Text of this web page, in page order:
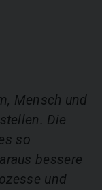
Mensch und
Die
so
bessere
und